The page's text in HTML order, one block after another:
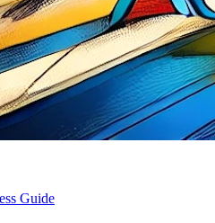
Guide